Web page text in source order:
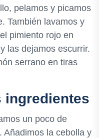
pelamos y picamos
También lavamos y
pimiento rojo en
las dejamos escurrir.
serrano en tiras
ingredientes
un poco de
Añadimos la cebolla y